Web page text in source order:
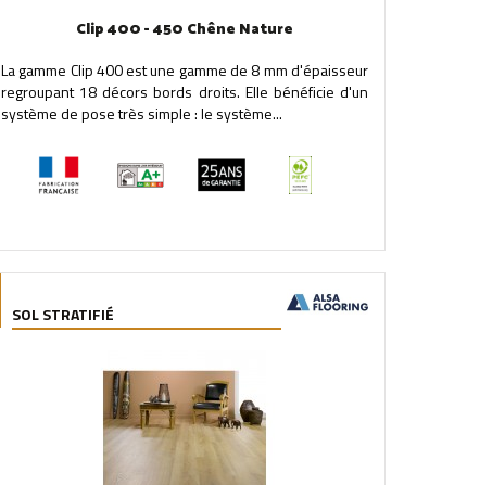
Clip 400 - 450 Chêne Nature
La gamme Clip 400 est une gamme de 8 mm d'épaisseur
regroupant 18 décors bords droits. Elle bénéficie d'un
système de pose très simple : le système...
SOL STRATIFIÉ